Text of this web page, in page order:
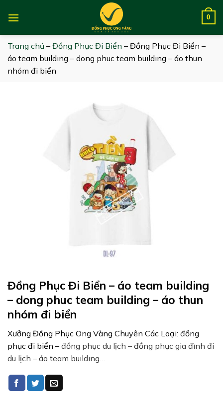
0
Trang chủ – Đồng Phục Đi Biển – Đồng Phục Đi Biển –
áo team building – dong phuc team building – áo thun
nhóm đi biển
Đồng Phục Đi Biển – áo team building
– dong phuc team building – áo thun
nhóm đi biển
Xưởng Đồng Phục Ong Vàng Chuyên Các Loại: đồng
phục đi biển – đồng phục du lịch – đồng phục gia đình đi
du lịch – áo team building…